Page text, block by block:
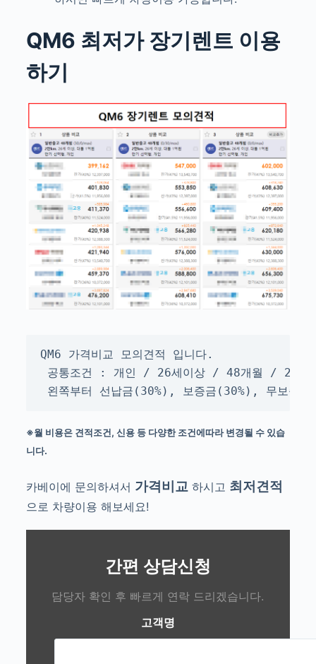
QM6 최저가 장기렌트 이용
하기
QM6 가격비교 모의견적 입니다.
공통조건 : 개인 / 26세이상 / 48개월 / 2만
왼쪽부터 선납금(30%), 보증금(30%), 무보증
※월 비용은 견적조건, 신용 등 다양한 조건에따라 변경될 수 있습
니다.
카베이에 문의하셔서 가격비교하시고 최저견적
으로 차량이용 해보세요!
간편 상담신청
담당자 확인 후 빠르게 연락 드리겠습니다.
고객명